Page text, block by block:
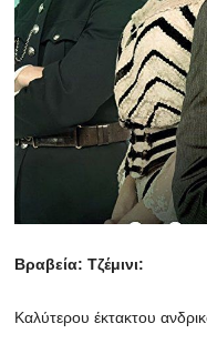
Βραβεία: Τζέμινι:
Καλύτερου έκτακτου